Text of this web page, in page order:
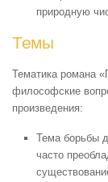
природную
Темы
Тематика романа
философские
произведения:
Тема борьбы
часто